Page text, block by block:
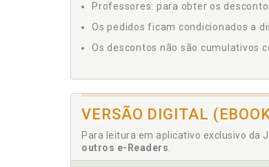
Professores: para obter os
Os pedidos ficam condicionados a
Os descontos não são cumulativos
VERSÃO DIGITAL
Para leitura em aplicativo exclusivo da
outros e-Readers